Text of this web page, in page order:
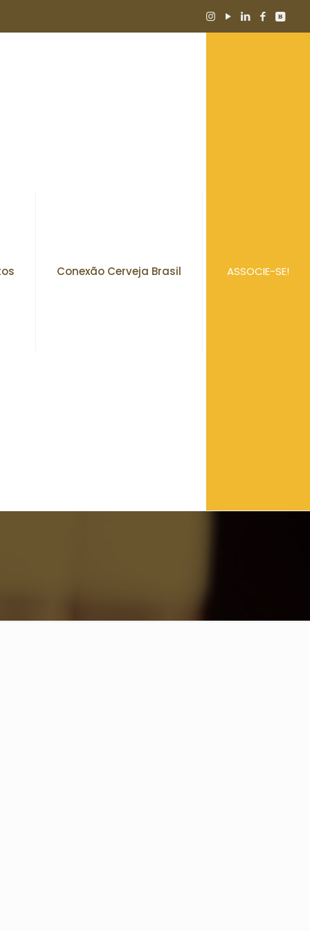
Conexão Cerveja Brasil ASSOCIE-SE!